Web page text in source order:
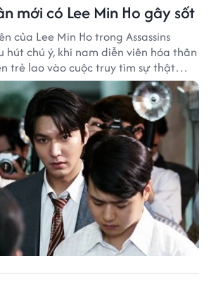
mới có Lee Min Ho gây sốt
của Lee Min Ho trong Assassins
hút chú ý, khi nam diễn viên hóa thân
trẻ lao vào cuộc truy tìm sự thật
sát gây chấn động Hàn Quốc.